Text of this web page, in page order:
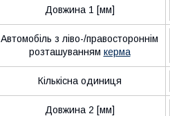
Довжина 1 [мм]
Автомобіль з ліво-/правостороннім
розташуванням керма
Кількісна одиниця
Довжина 2 [мм]